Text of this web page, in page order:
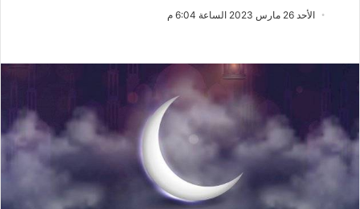
ب
ل
ى
X
س
ر
ي
د
ا
ك
ت
الأحد 26 مارس 2023 الساعة 6:04 م